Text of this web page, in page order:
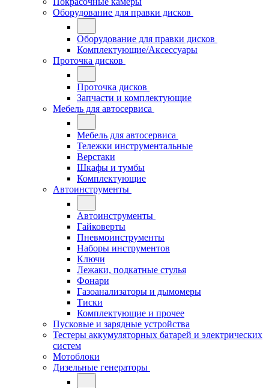
Оборудование для правки дисков
Оборудование для правки дисков
Комплектующие/Аксессуары
Проточка дисков
Проточка дисков
Запчасти и комплектующие
Мебель для автосервиса
Мебель для автосервиса
Тележки инструментальные
Верстаки
Шкафы и тумбы
Комплектующие
Автоинструменты
Автоинструменты
Гайковерты
Пневмоинструменты
Наборы инструментов
Ключи
Лежаки, подкатные стулья
Фонари
Газоанализаторы и дымомеры
Тиски
Комплектующие и прочее
Пусковые и зарядные устройства
Тестеры аккумуляторных батарей и электрических
систем
Мотоблоки
Дизельные генераторы